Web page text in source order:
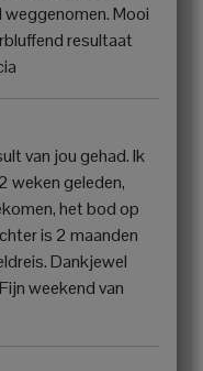
weggenomen. Mooi
resultaat
van jou gehad. Ik
weken geleden,
het bod op
is 2 maanden
Dankjewel
weekend van